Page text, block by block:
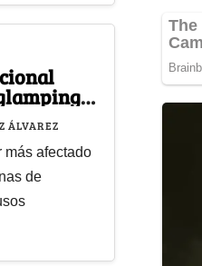
ÁLVAREZ
más afectado
de